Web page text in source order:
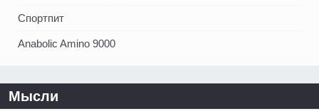
Спортпит
Anabolic Amino 9000
Мысли